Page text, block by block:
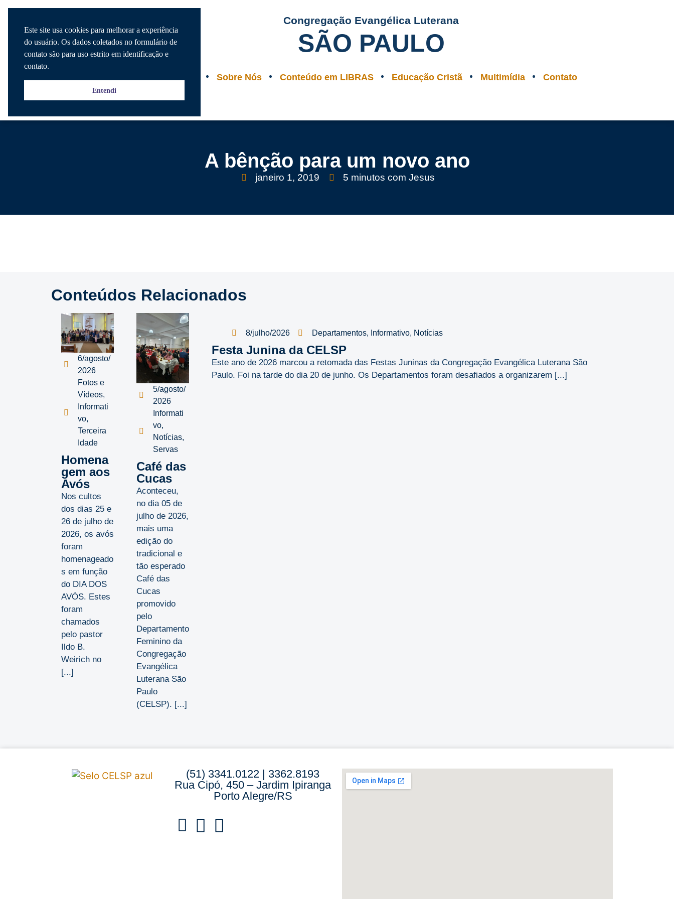
Congregação Evangélica Luterana
SÃO PAULO
Sobre Nós Conteúdo em LIBRAS Educação Cristã Multimídia Contato
A bênção para um novo ano
janeiro 1, 2019 5 minutos com Jesus
Conteúdos Relacionados
6/agosto/
2026
Fotos e
Vídeos,
Informati
vo,
Terceira
Idade
Homena
gem aos
Avós
Nos cultos
dos dias 25 e
26 de julho de
2026, os avós
foram
homenageado
s em função
do DIA DOS
AVÓS. Estes
foram
chamados
pelo pastor
Ildo B.
Weirich no
[...]
5/agosto/
2026
Informati
vo,
Notícias,
Servas
Café das
Cucas
Aconteceu,
no dia 05 de
julho de 2026,
mais uma
edição do
tradicional e
tão esperado
Café das
Cucas
promovido
pelo
Departamento
Feminino da
Congregação
Evangélica
Luterana São
Paulo
(CELSP). [...]
8/julho/2026 Departamentos, Informativo, Notícias
Festa Junina da CELSP
Este ano de 2026 marcou a retomada das Festas Juninas da Congregação Evangélica Luterana São
Paulo. Foi na tarde do dia 20 de junho. Os Departamentos foram desafiados a organizarem [...]
(51) 3341.0122 | 3362.8193
Rua Cipó, 450 – Jardim Ipiranga
Porto Alegre/RS
Este site usa cookies para melhorar a experiência
do usuário. Os dados coletados no formulário de
contato são para uso estrito em identificação e
contato.
Entendi